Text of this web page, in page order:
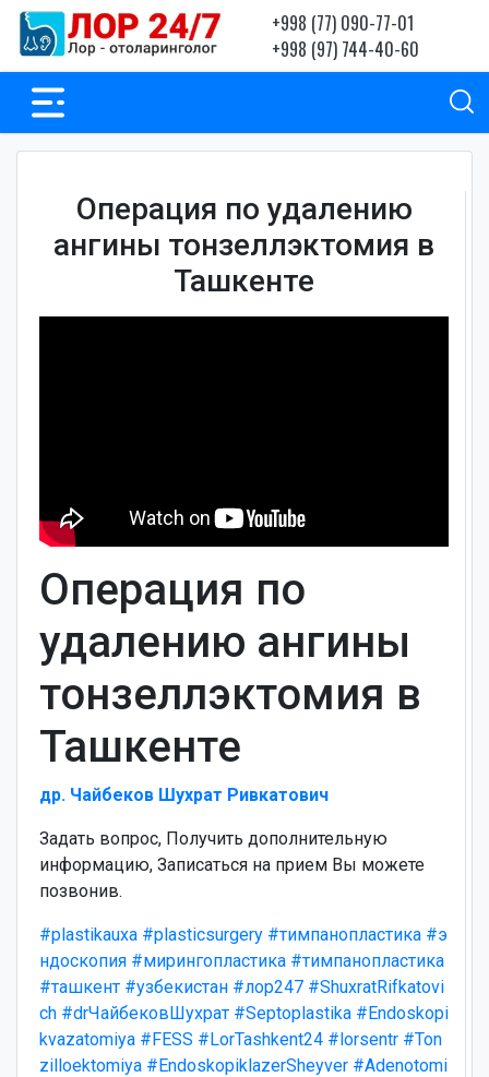
+998 (77) 090-77-01
+998 (97) 744-40-60
Операция по удалению
ангины тонзеллэктомия в
Ташкенте
Операция по
удалению ангины
тонзеллэктомия в
Ташкенте
др. Чайбеков Шухрат Ривкатович
Задать вопрос, Получить дополнительную
информацию, Записаться на прием Вы можете
позвонив.
#plastikauxa #plasticsurgery #тимпанопластика #э
ндоскопия #мирингопластика #тимпанопластика
#ташкент #узбекистан #лор247 #ShuxratRifkatovi
ch #drЧайбековШухрат #Septoplastika #Endoskopi
kvazatomiya #FESS #LorTashkent24 #lorsentr #Ton
zilloektomiya #EndoskopiklazerSheyver #Adenotomi